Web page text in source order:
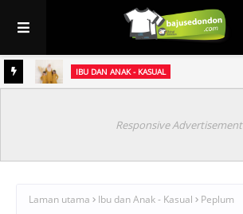
IBU DAN ANAK - KASUAL
Responsive Advertisement
Laman utama Ibu dan Anak - Kasual Peplum